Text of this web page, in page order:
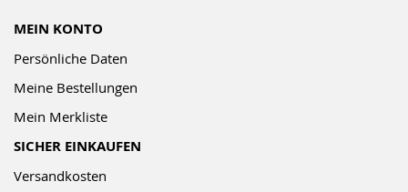
MEIN KONTO
Persönliche Daten
Meine Bestellungen
Mein Merkliste
SICHER EINKAUFEN
Versandkosten